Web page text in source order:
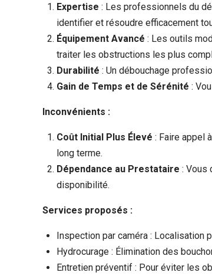
Expertise : Les professionnels du
identifier et résoudre efficacement
Équipement Avancé : Les outils
traiter les obstructions les plus
Durabilité : Un débouchage
Gain de Temps et de Sérénité :
Inconvénients :
Coût Initial Plus Élevé : Faire appel
long terme.
Dépendance au Prestataire : Vous
disponibilité.
Services proposés :
Inspection par caméra : Localisation
Hydrocurage : Élimination des
Entretien préventif : Pour éviter les